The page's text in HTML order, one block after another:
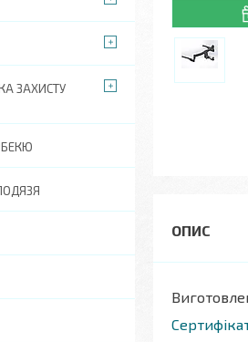
ЗАХИСТУ